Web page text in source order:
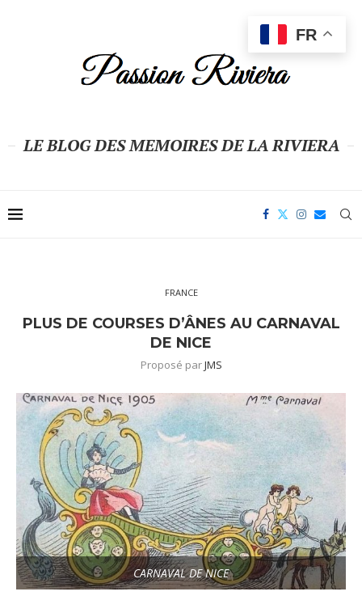
LE BLOG DES MEMOIRES DE LA RIVIERA
FRANCE
PLUS DE COURSES D’ÂNES AU CARNAVAL
DE NICE
Proposé parJMS
CARNAVAL DE NICE
FR